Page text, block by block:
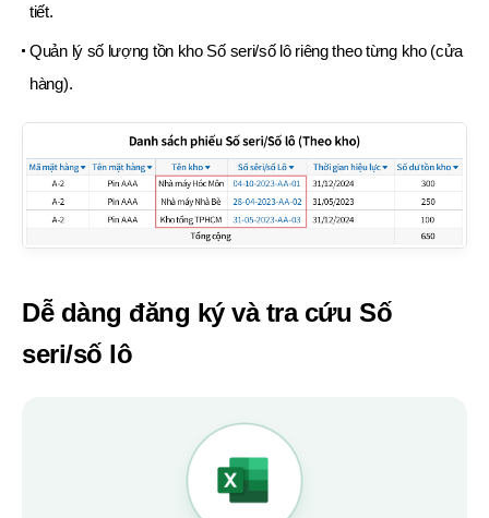
tiết.
Quản lý số lượng tồn kho Số seri/số lô riêng theo từng kho (cửa
hàng).
Dễ dàng đăng ký và tra cứu Số
seri/số lô